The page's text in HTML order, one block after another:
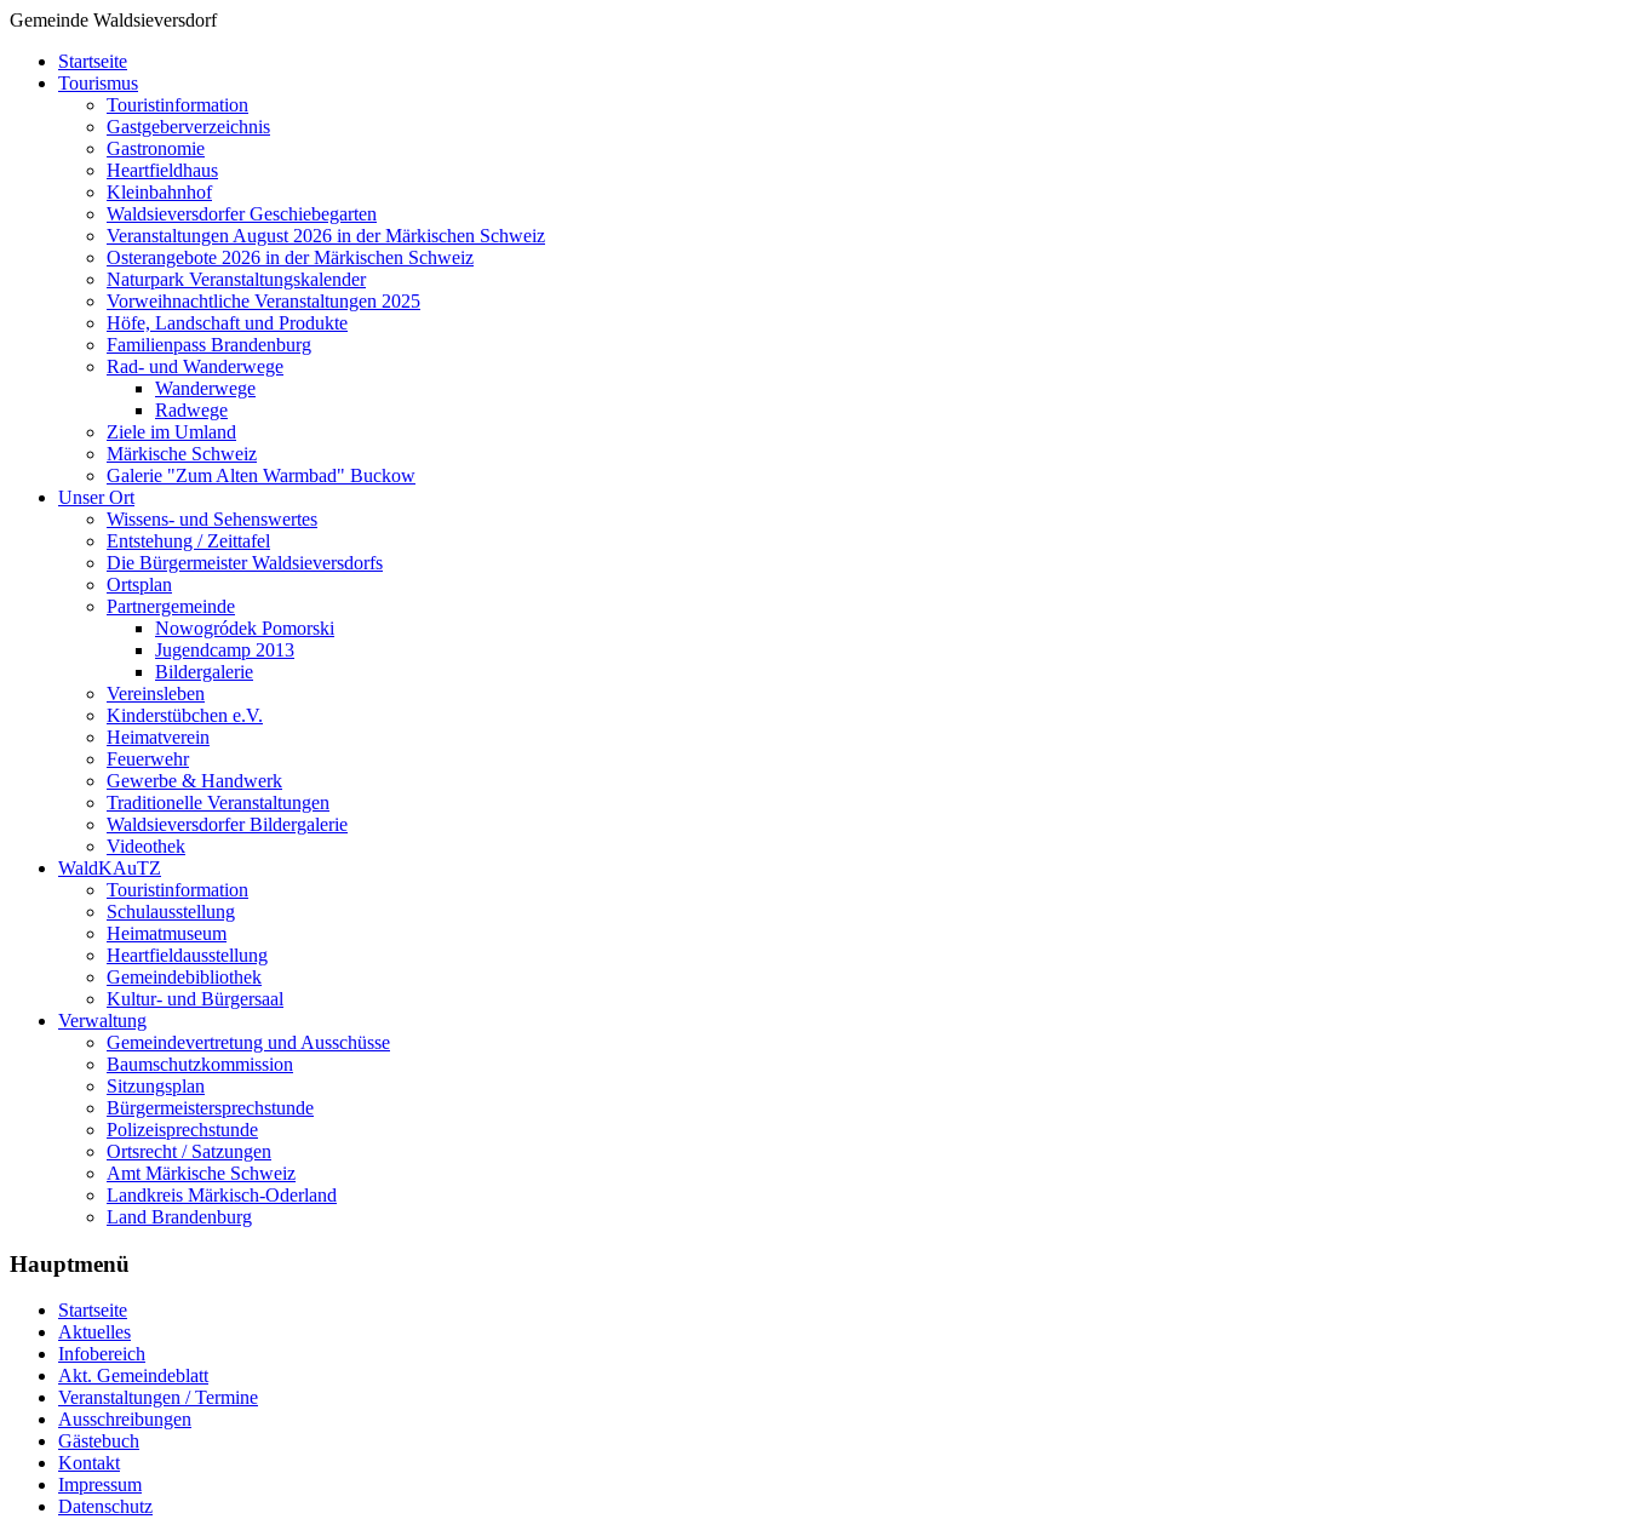
Gemeinde Waldsieversdorf
Startseite
Tourismus
Touristinformation
Gastgeberverzeichnis
Gastronomie
Heartfieldhaus
Kleinbahnhof
Waldsieversdorfer Geschiebegarten
Veranstaltungen August 2026 in der Märkischen Schweiz
Osterangebote 2026 in der Märkischen Schweiz
Naturpark Veranstaltungskalender
Vorweihnachtliche Veranstaltungen 2025
Höfe, Landschaft und Produkte
Familienpass Brandenburg
Rad- und Wanderwege
Wanderwege
Radwege
Ziele im Umland
Märkische Schweiz
Galerie "Zum Alten Warmbad" Buckow
Unser Ort
Wissens- und Sehenswertes
Entstehung / Zeittafel
Die Bürgermeister Waldsieversdorfs
Ortsplan
Partnergemeinde
Nowogródek Pomorski
Jugendcamp 2013
Bildergalerie
Vereinsleben
Kinderstübchen e.V.
Heimatverein
Feuerwehr
Gewerbe & Handwerk
Traditionelle Veranstaltungen
Waldsieversdorfer Bildergalerie
Videothek
WaldKAuTZ
Touristinformation
Schulausstellung
Heimatmuseum
Heartfieldausstellung
Gemeindebibliothek
Kultur- und Bürgersaal
Verwaltung
Gemeindevertretung und Ausschüsse
Baumschutzkommission
Sitzungsplan
Bürgermeistersprechstunde
Polizeisprechstunde
Ortsrecht / Satzungen
Amt Märkische Schweiz
Landkreis Märkisch-Oderland
Land Brandenburg
Hauptmenü
Startseite
Aktuelles
Infobereich
Akt. Gemeindeblatt
Veranstaltungen / Termine
Ausschreibungen
Gästebuch
Kontakt
Impressum
Datenschutz